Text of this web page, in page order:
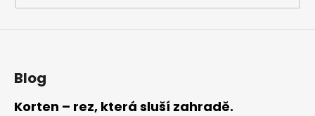
Blog
Korten – rez, která sluší zahradě.